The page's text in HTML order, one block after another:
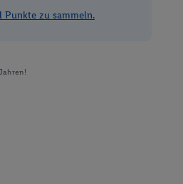
zu sammeln.